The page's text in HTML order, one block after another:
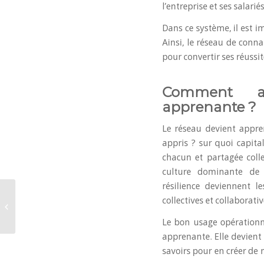
l’entreprise et ses
Dans ce système, il est
Ainsi, le réseau de
pour convertir ses
Comment
apprenante ?
Le réseau devient
appris ? sur quoi
chacun et partagée
culture dominante de
résilience deviennent
collectives et
Le bon usage
apprenante. Elle devient
savoirs pour en créer de